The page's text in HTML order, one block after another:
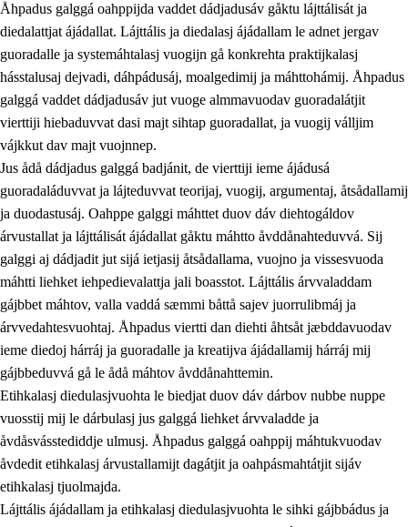
1. Åhpadusá árvvovuodo
1.1 Almasjárvvo
1.2 Identitiehtta ja kultuvralasj moattevuohta
1.3 Lájttális ájádallam ja estetihkalasj diedulasjvuohta
1.4 Dahkamávvo, berustibme ja diehtemvájnogisvuohta
1.5 Vieledus luonnduj ja birásdiedulasjvuohta
1.6 Demokratijja ja oassálasstem
Åhpadus galggá oahppijda vaddet dádjadusáv gåktu lájttálisát ja
diedalattjat ájádallat. Lájttális ja diedalasj ájádallam le adnet jergav
guoradalle ja systemáhtalasj vuogijn gå konkrehta praktijkalasj
hásstalusaj dejvadi, dáhpádusáj, moalgedimij ja máhttohámij. Åhpadus
galggá vaddet dádjadusáv jut vuoge almmavuodav guoradalátjit
vierttiji hiebaduvvat dasi majt sihtap guoradallat, ja vuogij válljim
vájkkut dav majt vuojnnep.
Jus ådå dádjadus galggá badjánit, de vierttiji ieme ájádusá
guoradaláduvvat ja lájteduvvat teorijaj, vuogij, argumentaj, åtsådallamij
ja duodastusáj. Oahppe galggi máhttet duov dáv diehtogáldov
árvustallat ja lájttálisát ájádallat gåktu máhtto åvddånahteduvvá. Sij
galggi aj dádjadit jut sijá ietjasij åtsådallama, vuojno ja vissesvuoda
máhtti liehket iehpedievalattja jali boasstot. Lájttális árvvaladdam
gájbbet máhtov, valla vaddá sæmmi båttå sajev juorrulibmáj ja
árvvedahtesvuohtaj. Åhpadus viertti dan diehti åhtsåt jæbddavuodav
ieme diedoj hárráj ja guoradalle ja kreatijva ájádallamij hárráj mij
gájbbeduvvá gå le ådå máhtov åvddånahttemin.
Etihkalasj diedulasjvuohta le biedjat duov dáv dárbov nubbe nuppe
vuosstij mij le dárbulasj jus galggá liehket árvvaladde ja
åvdåsvásstediddje ulmusj. Åhpadus galggá oahppij máhtukvuodav
åvdedit etihkalasj árvustallamijt dagátjit ja oahpásmahtátjit sijáv
etihkalasj tjuolmajda.
Lájttális ájádallam ja etihkalasj diedulasjvuohta le sihki gájbbádus ja